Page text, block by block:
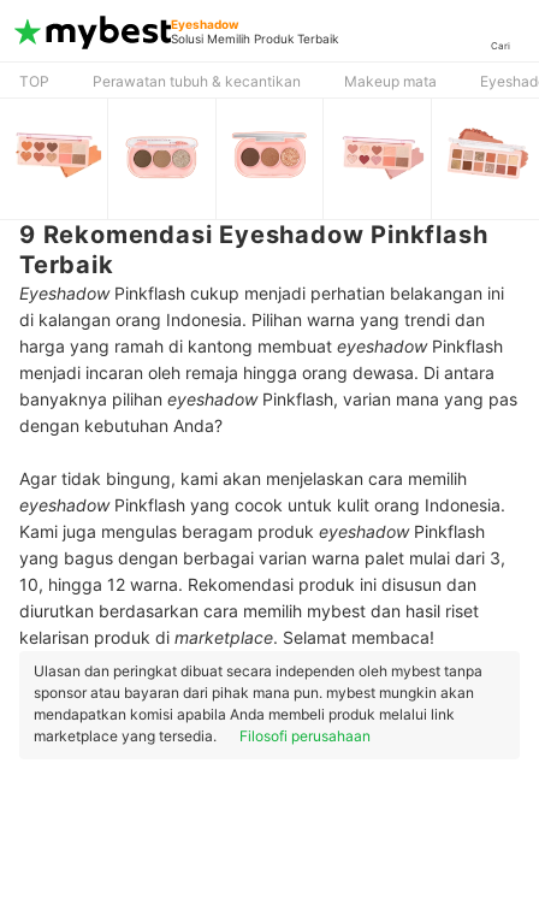
Eyeshadow
Solusi Memilih Produk Terbaik
Cari
TOP Perawatan tubuh & kecantikan Makeup mata
9 Rekomendasi Eyeshadow Pinkflash
Terbaik
EyeshadowPinkflash cukup menjadi perhatian belakangan ini
di kalangan orang Indonesia. Pilihan warna yang trendi dan
harga yang ramah di kantong membuat eyeshadow Pinkflash
menjadi incaran oleh remaja hingga orang dewasa. Di antara
banyaknya pilihan eyeshadow Pinkflash, varian mana yang pas
dengan kebutuhan Anda?
Agar tidak bingung, kami akan menjelaskan cara memilih
eyeshadowPinkflash yang cocok untuk kulit orang Indonesia.
Kami juga mengulas beragam produk eyeshadowPinkflash
yang bagus dengan berbagai varian warna palet mulai dari 3,
10, hingga 12 warna. Rekomendasi produk ini disusun dan
diurutkan berdasarkan cara memilih mybest dan hasil riset
kelarisan produk di marketplace. Selamat membaca!
Ulasan dan peringkat dibuat secara independen oleh mybest tanpa
sponsor atau bayaran dari pihak mana pun. mybest mungkin akan
mendapatkan komisi apabila Anda membeli produk melalui link
marketplace yang tersedia.
Filosofi perusahaan